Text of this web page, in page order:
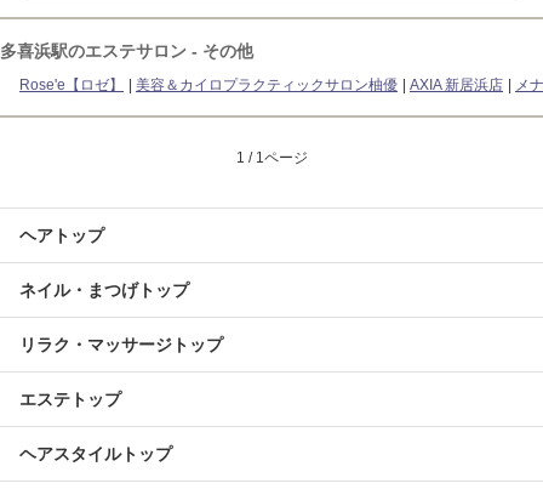
多喜浜駅のエステサロン - その他
Rose'e【ロゼ】 美容＆カイロプラクティックサロン柚優 AXIA 新居浜店 メ
1 / 1ページ
ヘアトップ
ネイル・まつげトップ
リラク・マッサージトップ
エステトップ
ヘアスタイルトップ